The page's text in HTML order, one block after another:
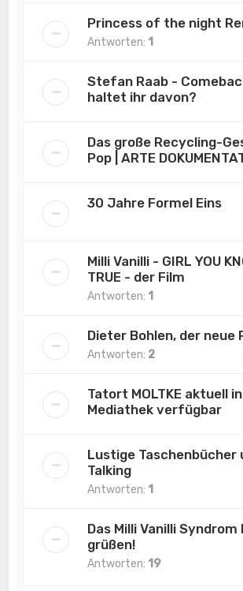
Princess of the night
Antworten: 1
Stefan Raab -
haltet ihr davon?
Das große Recycling-
Pop | ARTE
30 Jahre Formel Eins
Milli Vanilli - GIRL YOU
TRUE - der Film
Antworten: 1
Dieter Bohlen, der neue
Antworten: 2
Tatort MOLTKE aktuell
Mediathek verfügbar
Lustige Taschenbücher
Talking
Antworten: 1
Das Milli Vanilli Syndrom
grüßen!
Antworten: 19